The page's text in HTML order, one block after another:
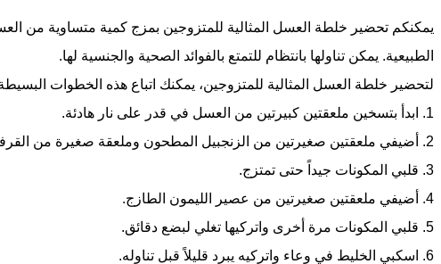
يمكنكم تحضير خلطة العسل المثالية للمتزوجين بمزج كمية متساوية من
الطبيعية. يمكن تناولها بانتظام للتمتع بالفوائد الصحية والجنسية لها.
لتحضير خلطة العسل المثالية للمتزوجين، يمكنك اتباع هذه الخطوات
1. ابدأ بتسخين ملعقتين كبيرتين من العسل في قدر على نار هادئة.
2. أضيفي ملعقتين صغيرتين من الزنجبيل المطحون وملعقة صغيرة من القرفة.
3. قلبي المكونات جيداً حتى تمتزج.
4. أضيفي ملعقتين صغيرتين من عصير الليمون الطازج.
5. قلبي المكونات مرة أخرى واتركيها تغلي لبضع دقائق.
6. اسكبي الخليط في وعاء واتركيه يبرد قليلاً قبل تناوله.